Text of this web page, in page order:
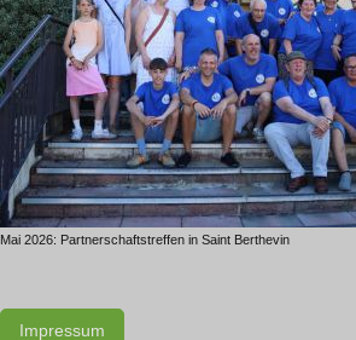
Mai 2026: Partnerschaftstreffen in Saint Berthevin
Impressum